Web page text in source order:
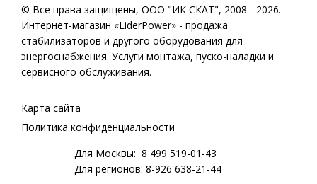
© Все права защищены, ООО "ИК СКАТ", 2008 - 2026.
Интернет-магазин «LiderPower» - продажа
стабилизаторов и другого оборудования для
энергоснабжения. Услуги монтажа, пуско-наладки и
сервисного обслуживания.
Карта сайта
Политика конфиденциальности
Для Москвы: 8 499 519-01-43
Для регионов: 8-926 638-21-44